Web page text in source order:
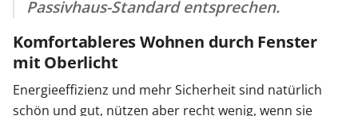
Passivhaus-Standard entsprechen.
Komfortableres Wohnen durch Fenster
mit Oberlicht
Energieeffizienz und mehr Sicherheit sind natürlich
schön und gut, nützen aber recht wenig, wenn sie